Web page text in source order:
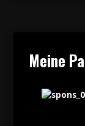
Meine